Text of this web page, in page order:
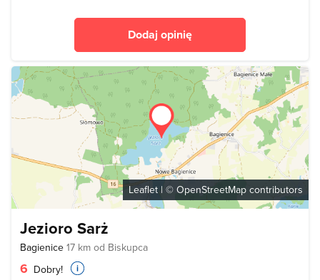
Dodaj opinię
Leaflet | © OpenStreetMap contributors
Jezioro Sarż
Bagienice 17 km od Biskupca
6 Dobry!